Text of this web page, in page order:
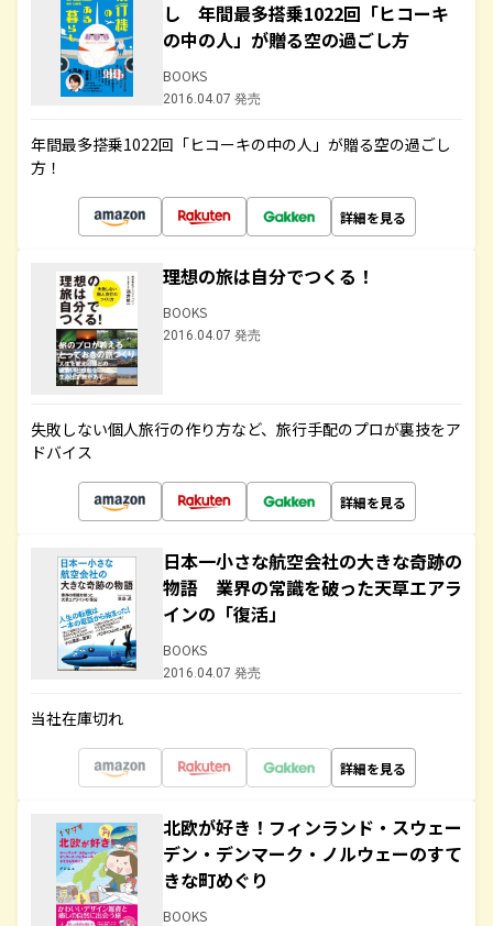
し 年間最多搭乗1022回「ヒコーキ
の中の人」が贈る空の過ごし方
BOOKS
2016.04.07 発売
年間最多搭乗1022回「ヒコーキの中の人」が贈る空の過ごし
方！
詳細を見る
理想の旅は自分でつくる！
BOOKS
2016.04.07 発売
失敗しない個人旅行の作り方など、旅行手配のプロが裏技をア
ドバイス
詳細を見る
日本一小さな航空会社の大きな奇跡の
物語 業界の常識を破った天草エアラ
インの「復活」
BOOKS
2016.04.07 発売
当社在庫切れ
詳細を見る
北欧が好き！フィンランド・スウェー
デン・デンマーク・ノルウェーのすて
きな町めぐり
BOOKS